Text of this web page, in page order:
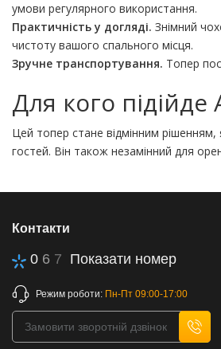
умови регулярного використання.
Практичність у догляді. Знімний
чистоту вашого спального місця.
Зручне транспортування. Топер
Для кого підійде
Цей топер стане відмінним
гостей. Він також незамінний для
Контакти
0 6 7 Показати номер
Режим роботи: Пн-Пт 09:00-17:00